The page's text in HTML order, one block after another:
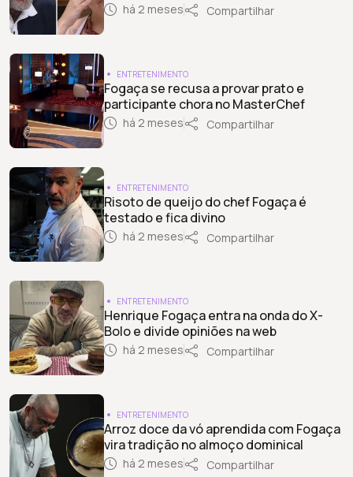
há 2 meses Compartilhar
ENTRETENIMENTO
Fogaça se recusa a provar prato e
participante chora no MasterChef
há 2 meses Compartilhar
ENTRETENIMENTO
Risoto de queijo do chef Fogaça é
testado e fica divino
há 2 meses Compartilhar
ENTRETENIMENTO
Henrique Fogaça entra na onda do X-
Bolo e divide opiniões na web
há 2 meses Compartilhar
ENTRETENIMENTO
Arroz doce da vó aprendida com Fogaça
vira tradição no almoço dominical
há 2 meses Compartilhar